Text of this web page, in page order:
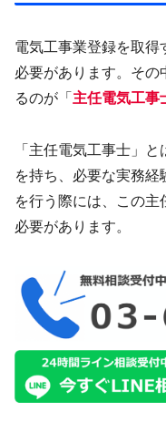
電気工事業登録を取得
必要があります。そ
るのが「 主任電気工事
「主任電気工事士」
を持ち、必要な実務
を行う際には、この主
必要があります。